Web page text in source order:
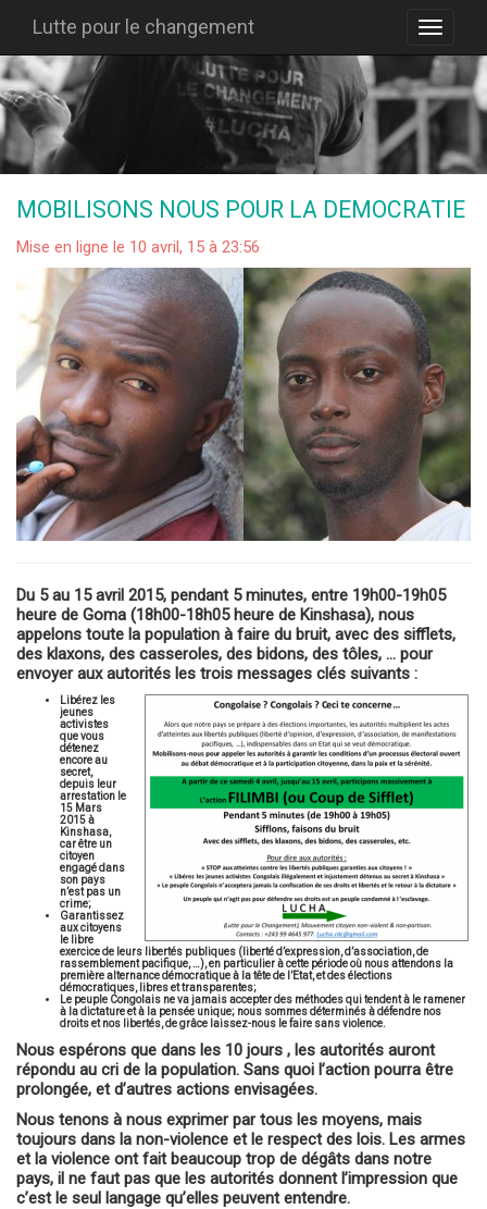
Lutte pour le changement
MOBILISONS NOUS POUR LA DEMOCRATIE
Mise en ligne le 10 avril, 15 à 23:56
Du 5 au 15 avril 2015, pendant 5 minutes, entre 19h00-19h05
heure de Goma (18h00-18h05 heure de Kinshasa), nous
appelons toute la population à faire du bruit, avec des sifflets,
des klaxons, des casseroles, des bidons, des tôles, … pour
envoyer aux autorités les trois messages clés suivants :
Libérez les
jeunes
activistes
que vous
détenez
encore au
secret,
depuis leur
arrestation le
15 Mars
2015 à
Kinshasa,
car être un
citoyen
engagé dans
son pays
n’est pas un
crime;
Garantissez
aux citoyens
le libre
exercice de leurs libertés publiques (liberté d’expression, d’association, de
rassemblement pacifique, …), en particulier à cette période où nous attendons la
première alternance démocratique à la tête de l’Etat, et des élections
démocratiques, libres et transparentes;
Le peuple Congolais ne va jamais accepter des méthodes qui tendent à le ramener
à la dictature et à la pensée unique; nous sommes déterminés à défendre nos
droits et nos libertés, de grâce laissez-nous le faire sans violence.
Nous espérons que dans les 10 jours , les autorités auront
répondu au cri de la population. Sans quoi l’action pourra être
prolongée, et d’autres actions envisagées.
Nous tenons à nous exprimer par tous les moyens, mais
toujours dans la non-violence et le respect des lois. Les armes
et la violence ont fait beaucoup trop de dégâts dans notre
pays, il ne faut pas que les autorités donnent l’impression que
c’est le seul langage qu’elles peuvent entendre.